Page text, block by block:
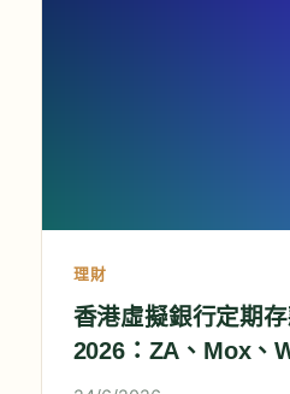
理財
香港虛擬銀行定期
2026：ZA、Mox、
息？